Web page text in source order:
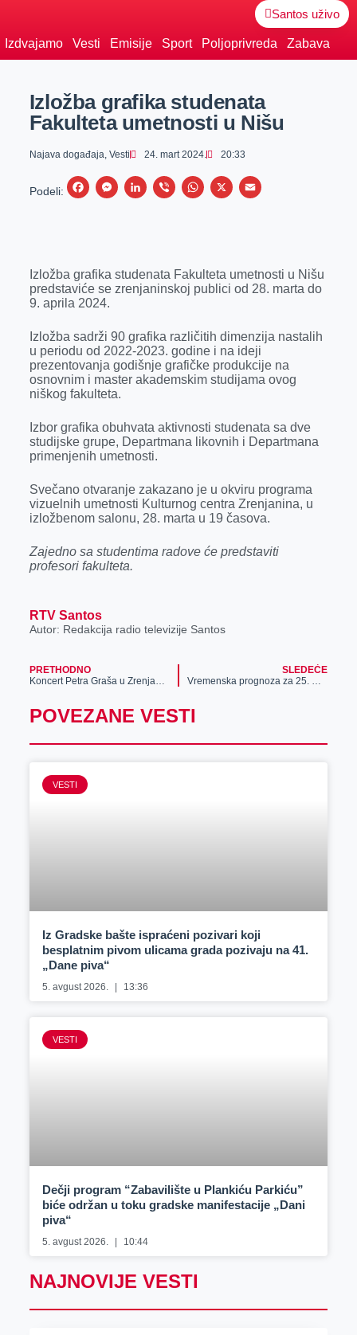
Santos uživo
Izdvajamo Vesti Emisije Sport Poljoprivreda Zabava
Izložba grafika studenata
Fakulteta umetnosti u Nišu
Najava događaja, Vesti 24. mart 2024. 20:33
Podeli:
F
b
o
k
M
e
e
r
L
e
n
V
r
W
s
p
X
E
l
Izložba grafika studenata Fakulteta umetnosti u Nišu
predstaviće se zrenjaninskoj publici od 28. marta do
9. aprila 2024.
Izložba sadrži 90 grafika različitih dimenzija nastalih
u periodu od 2022-2023. godine i na ideji
prezentovanja godišnje grafičke produkcije na
osnovnim i master akademskim studijama ovog
niškog fakulteta.
Izbor grafika obuhvata aktivnosti studenata sa dve
studijske grupe, Departmana likovnih i Departmana
primenjenih umetnosti.
Svečano otvaranje zakazano je u okviru programa
vizuelnih umetnosti Kulturnog centra Zrenjanina, u
izložbenom salonu, 28. marta u 19 časova.
Zajedno sa studentima radove će predstaviti
profesori fakulteta.
RTV Santos
Autor: Redakcija radio televizije Santos
PRETHODNO
Koncert Petra Graša u Zrenjaninu
SLEDEĆE
Vremenska prognoza za 25. mart
POVEZANE VESTI
VESTI
Iz Gradske bašte ispraćeni pozivari koji
besplatnim pivom ulicama grada pozivaju na 41.
„Dane piva“
5. avgust 2026. 13:36
VESTI
Dečji program “Zabavilište u Plankiću Parkiću”
biće održan u toku gradske manifestacije „Dani
piva“
5. avgust 2026. 10:44
NAJNOVIJE VESTI